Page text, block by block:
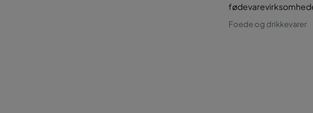
Foede og drikkevarer